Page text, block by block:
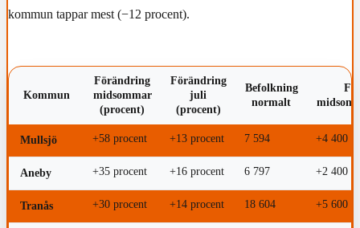
kommun tappar mest (−12 procent).
Kommun
Förändring
midsommar
(procent)
Förändring
juli
(procent)
Befolkning
normalt
Mullsjö +58 procent +13 procent 7 594 +4 400
Aneby +35 procent +16 procent 6 797 +2 400
Tranås +30 procent +14 procent 18 604 +5 600